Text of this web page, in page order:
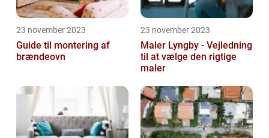
23 november 2023
Guide til montering af
brændeovn
23 november 2023
Maler Lyngby - Vejledning
til at vælge den rigtige
maler